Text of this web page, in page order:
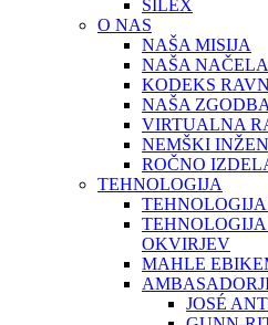
SILEX
O NAS
NAŠA MISIJA
NAŠA NAČELA
KODEKS
NAŠA ZGODBA
VIRTUALNA
NEMŠKI
ROČNO
TEHNOLOGIJA
OKVIRJEV
MAHLE
JOSÉ